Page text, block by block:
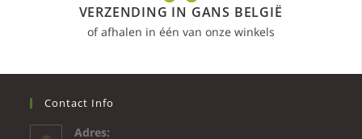
VERZENDING IN GANS BELGIË
of afhalen in één van onze winkels
Contact Info
Adres: